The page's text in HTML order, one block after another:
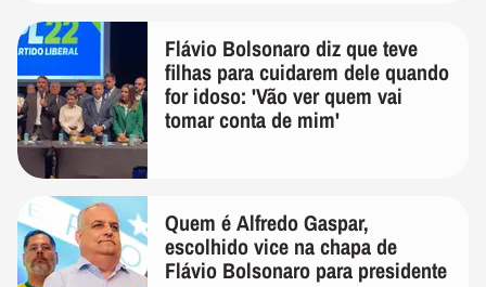
Flávio Bolsonaro diz que teve
filhas para cuidarem dele quando
for idoso: 'Vão ver quem vai
tomar conta de mim'
Quem é Alfredo Gaspar,
escolhido vice na chapa de
Flávio Bolsonaro para presidente